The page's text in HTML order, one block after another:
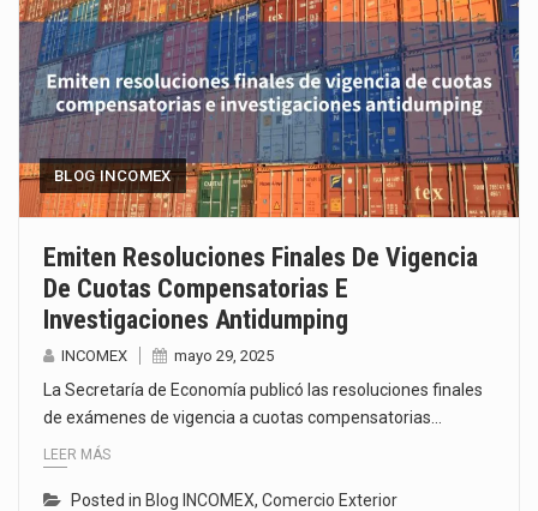
BLOG INCOMEX
Emiten Resoluciones Finales De Vigencia
De Cuotas Compensatorias E
Investigaciones Antidumping
INCOMEX mayo 29, 2025
La Secretaría de Economía publicó las resoluciones finales
de exámenes de vigencia a cuotas compensatorias…
LEER MÁS
Posted in Blog INCOMEX, Comercio Exterior